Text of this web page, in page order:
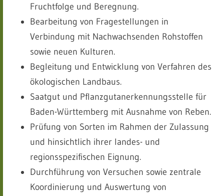
Fruchtfolge und Beregnung.
Bearbeitung von Fragestellungen in
Verbindung mit Nachwachsenden Rohstoffen
sowie neuen Kulturen.
Begleitung und Entwicklung von Verfahren des
ökologischen Landbaus.
Saatgut und Pflanzgutanerkennungsstelle für
Baden-Württemberg mit Ausnahme von Reben.
Prüfung von Sorten im Rahmen der Zulassung
und hinsichtlich ihrer landes- und
regionsspezifischen Eignung.
Durchführung von Versuchen sowie zentrale
Koordinierung und Auswertung von